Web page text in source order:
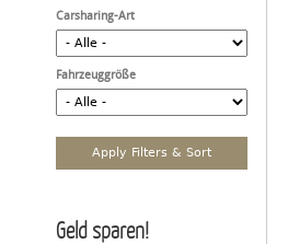
Carsharing-Art
Fahrzeuggröße
Geld sparen!